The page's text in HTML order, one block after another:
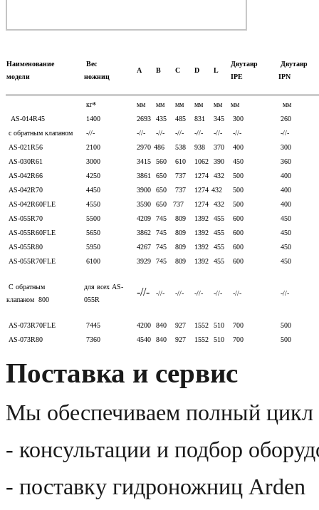
Наименование
модели
Вес
ножниц
A B C D L
Двутавр
IPE
Двутавр
IPN
кг* мм мм мм мм мм мм
мм
AS-014R45
1400 2693 435 485 831 345 300
260
с обратным клапаном
-//- -//- -//- -//- -//- -//- -//-
-//-
AS-021R56
2100 2970 486 538 938 370 400
300
AS-030R61
3000 3415 560 610 1062 390 450
360
AS-042R66
4250 3861 650 737 1274 432 500
400
AS-042R70
4450 3900 650 737 1274 432 500
400
AS-042R60FLE
4550 3590 650 737 1274 432 500
400
AS-055R70
5500 4209 745 809 1392 455 600
450
AS-055R60FLE
5650 3862 745 809 1392 455 600
450
AS-055R80
5950 4267 745 809 1392 455 600
450
AS-055R70FLE
6100 3929 745 809 1392 455 600 450
С обратным
клапаном 800
для всех AS-
055R
-//- -//- -//- -//- -//- -//- -//-
AS-073R70FLE 7445 4200 840 927 1552 510 700
500
AS-073R80
7360 4540 840 927 1552 510 700 500
Поставка и сервис
Мы обеспечиваем полный цикл
- консультации и подбор
- поставку гидроножниц Arden